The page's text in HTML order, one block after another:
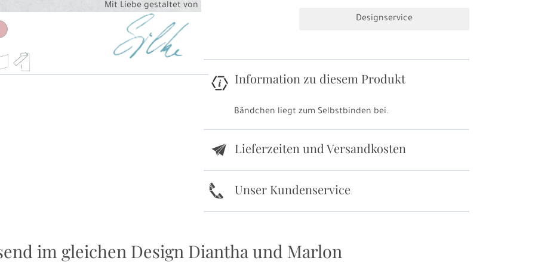
Mit Liebe gestaltet von
Designservice
Information zu diesem Produkt
Bändchen liegt zum Selbstbinden bei.
e Lieferzeiten und Versandkosten
k Unser Kundenservice
im gleichen Design Diantha und Marlon